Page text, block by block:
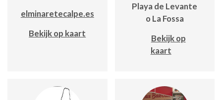
elminaretecalpe.es
Bekijk op kaart
Playa de Levante
o La Fossa
Bekijk op
kaart